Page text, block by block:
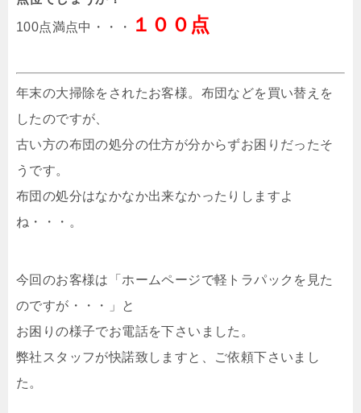
100点満点中・・・ １００点
年末の大掃除をされたお客様。布団などを買い替えを
したのですが、
古い方の布団の処分の仕方が分からずお困りだったそ
うです。
布団の処分はなかなか出来なかったりしますよ
ね・・・。
今回のお客様は「ホームページで軽トラパックを見た
のですが・・・」と
お困りの様子でお電話を下さいました。
弊社スタッフが快諾致しますと、ご依頼下さいまし
た。